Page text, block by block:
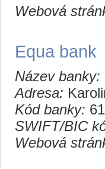
Webová
Equa bank
Název banky:
Adresa:
Kód banky:
SWIFT/BIC
Webová